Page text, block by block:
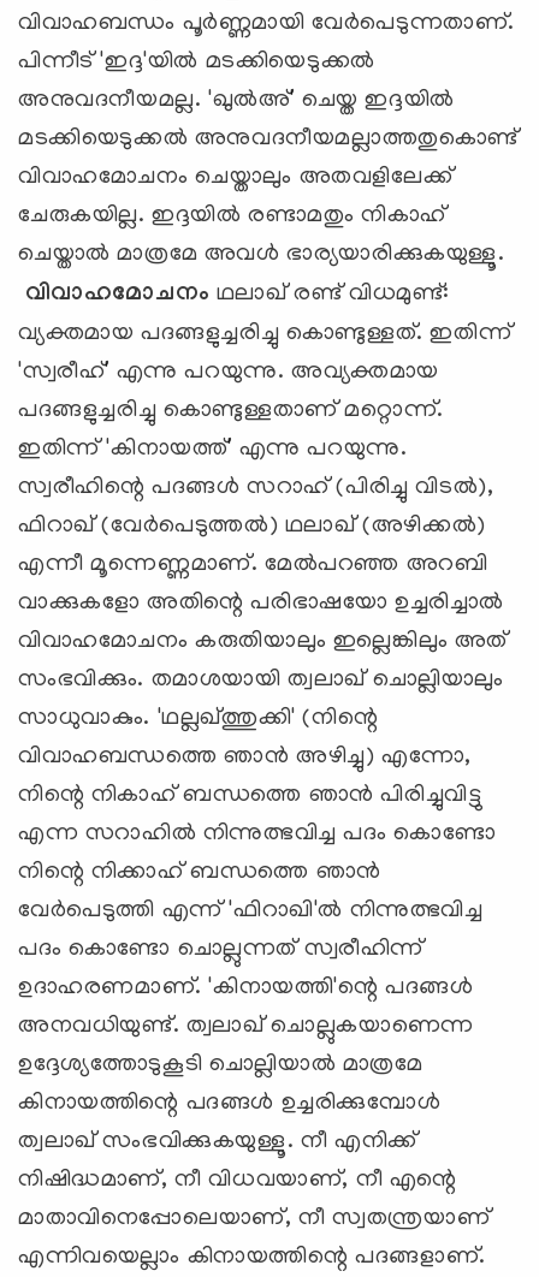
വിവാഹബന്ധം പൂര്‍ണ്ണമായി വേര്‍പെടുന്നതാണ്.
പിന്നീട് 'ഇദ്ദ'യില്‍ മടക്കിയെടുക്കല്‍
അനുവദനീയമല്ല. 'ഖുല്‍അ്' ചെയ്ത ഇദ്ദയില്‍
മടക്കിയെടുക്കല്‍ അനുവദനീയമല്ലാത്തതുകൊണ്ട്
വിവാഹമോചനം ചെയ്താലും അതവളിലേക്ക്
ചേരുകയില്ല. ഇദ്ദയില്‍ രണ്ടാമതും നികാഹ്
ചെയ്താല്‍ മാത്രമേ അവള്‍ ഭാര്യയാരിക്കുകയുള്ളൂ.
വിവാഹമോചനം ഥലാഖ് രണ്ട് വിധമുണ്ട്:
വ്യക്തമായ പദങ്ങളുച്ചരിച്ചു കൊണ്ടുള്ളത്. ഇതിന്ന്
'സ്വരീഹ്' എന്നു പറയുന്നു. അവ്യക്തമായ
പദങ്ങളുച്ചരിച്ചു കൊണ്ടുള്ളതാണ് മറ്റൊന്ന്.
ഇതിന്ന് 'കിനായത്ത്' എന്നു പറയുന്നു.
സ്വരീഹിന്റെ പദങ്ങള്‍ സറാഹ് (പിരിച്ചു വിടല്‍),
ഫിറാഖ് (വേര്‍പെടുത്തല്‍) ഥലാഖ് (അഴിക്കല്‍)
എന്നീ മൂന്നെണ്ണമാണ്. മേല്‍പറഞ്ഞ അറബി
വാക്കുകളോ അതിന്റെ പരിഭാഷയോ ഉച്ചരിച്ചാല്‍
വിവാഹമോചനം കരുതിയാലും ഇല്ലെങ്കിലും അത്
സംഭവിക്കും. തമാശയായി ത്വലാഖ് ചൊല്ലിയാലും
സാധുവാകും. 'ഥല്ലഖ്ത്തുക്കി' (നിന്റെ
വിവാഹബന്ധത്തെ ഞാന്‍ അഴിച്ചു) എന്നോ,
നിന്റെ നികാഹ് ബന്ധത്തെ ഞാന്‍ പിരിച്ചുവിട്ടു
എന്ന സറാഹില്‍ നിന്നുത്ഭവിച്ച പദം കൊണ്ടോ
നിന്റെ നിക്കാഹ് ബന്ധത്തെ ഞാന്‍
വേര്‍പെടുത്തി എന്ന് 'ഫിറാഖി'ല്‍ നിന്നുത്ഭവിച്ച
പദം കൊണ്ടോ ചൊല്ലുന്നത് സ്വരീഹിന്ന്
ഉദാഹരണമാണ്. 'കിനായത്തി'ന്റെ പദങ്ങള്‍
അനവധിയുണ്ട്. ത്വലാഖ് ചൊല്ലുകയാണെന്ന
ഉദ്ദേശ്യത്തോടുകൂടി ചൊല്ലിയാല്‍ മാത്രമേ
കിനായത്തിന്റെ പദങ്ങള്‍ ഉച്ചരിക്കുമ്പോള്‍
ത്വലാഖ് സംഭവിക്കുകയുള്ളൂ. നീ എനിക്ക്
നിഷിദ്ധമാണ്, നീ വിധവയാണ്, നീ എന്റെ
മാതാവിനെപ്പോലെയാണ്, നീ സ്വതന്ത്രയാണ്
എന്നിവയെല്ലാം കിനായത്തിന്റെ പദങ്ങളാണ്.